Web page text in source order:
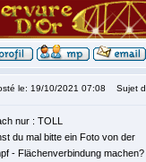
le: 19/10/2021 07:08 Sujet
nur : TOLL
du mal bitte ein Foto von der
- Flächenverbindung machen?